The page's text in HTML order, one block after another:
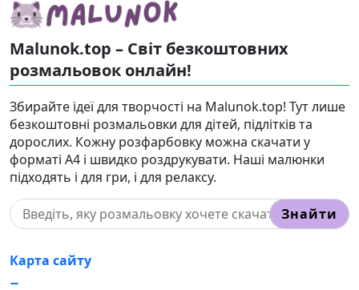
Malunok.top – Світ безкоштовних
розмальовок онлайн!
Збирайте ідеї для творчості на Malunok.top! Тут лише
безкоштовні розмальовки для дітей, підлітків та
дорослих. Кожну розфарбовку можна скачати у
форматі А4 і швидко роздрукувати. Наші малюнки
підходять і для гри, і для релаксу.
Знайти
Карта сайту